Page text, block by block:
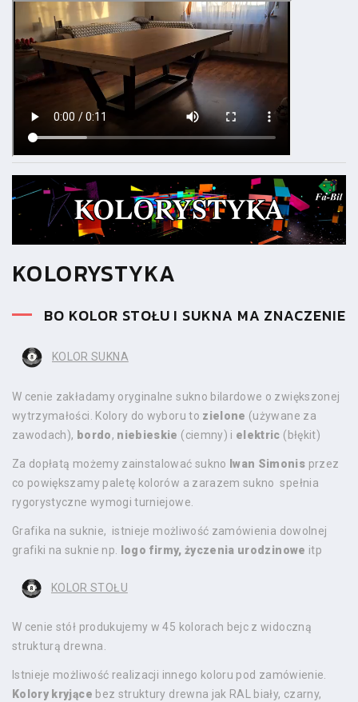
KOLORYSTYKA
BO KOLOR STOŁU I SUKNA MA ZNACZENIE
KOLOR SUKNA
W cenie zakładamy oryginalne sukno bilardowe o zwiększonej
wytrzymałości. Kolory do wyboru to zielone (używane za
zawodach), bordo, niebieskie (ciemny) i elektric (błękit)
Za dopłatą możemy zainstalować sukno Iwan Simonis przez
co powiększamy paletę kolorów a zarazem sukno spełnia
rygorystyczne wymogi turniejowe.
Grafika na suknie, istnieje możliwość zamówienia dowolnej
grafiki na suknie np.
logo firmy, życzenia urodzinowe itp
KOLOR STOŁU
W cenie stół produkujemy w 45 kolorach bejc z widoczną
strukturą drewna.
Istnieje możliwość realizacji innego koloru pod zamówienie.
Kolory kryjące bez struktury drewna jak RAL biały, czarny,